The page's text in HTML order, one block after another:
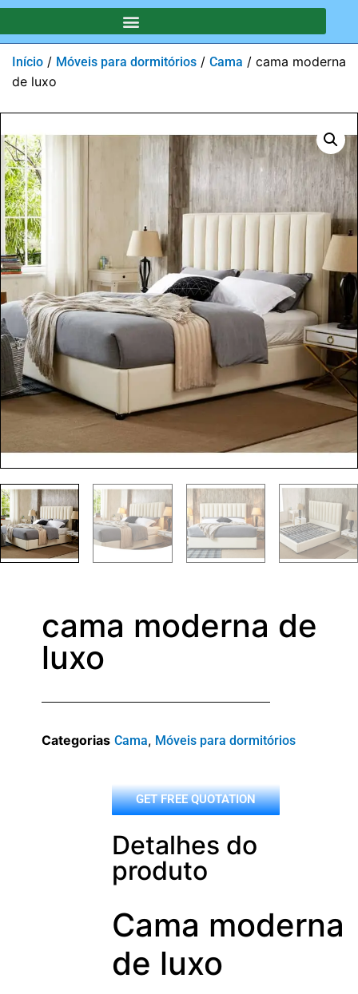
Início / Móveis para dormitórios / Cama / cama moderna
de luxo
cama moderna de
luxo
Categorias Cama, Móveis para dormitórios
GET FREE QUOTATION
Detalhes do
produto
Cama moderna
de luxo